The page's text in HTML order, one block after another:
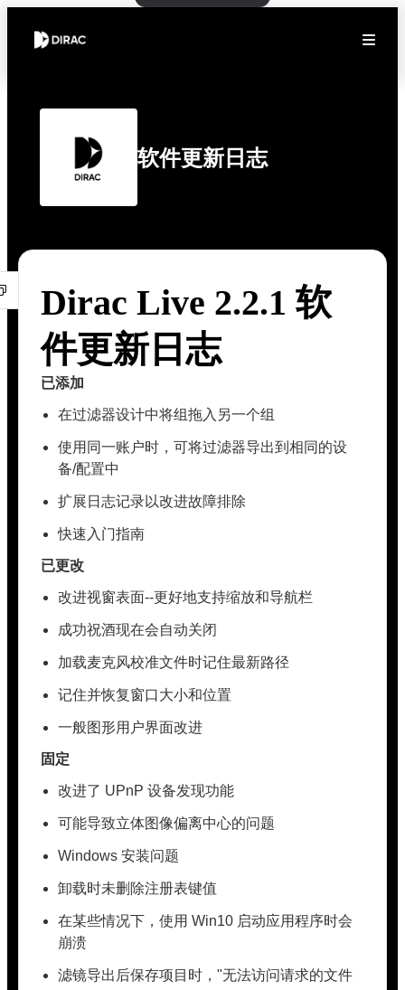
软件更新日志
Dirac Live 2.2.1 软
件更新日志
已添加
在过滤器设计中将组拖入另一个组
使用同一账户时，可将过滤器导出到相同的设
备/配置中
扩展日志记录以改进故障排除
快速入门指南
已更改
改进视窗表面--更好地支持缩放和导航栏
成功祝酒现在会自动关闭
加载麦克风校准文件时记住最新路径
记住并恢复窗口大小和位置
一般图形用户界面改进
固定
改进了 UPnP 设备发现功能
可能导致立体图像偏离中心的问题
Windows 安装问题
卸载时未删除注册表键值
在某些情况下，使用 Win10 启动应用程序时会
崩溃
滤镜导出后保存项目时，"无法访问请求的文件